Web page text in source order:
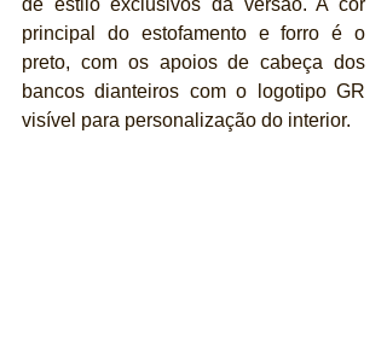
de estilo exclusivos da versão. A cor
principal do estofamento e forro é o
preto, com os apoios de cabeça dos
bancos dianteiros com o logotipo GR
visível para personalização do interior.